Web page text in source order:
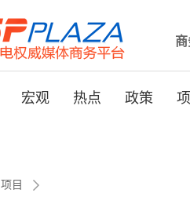
宏观 热点 政策
项目